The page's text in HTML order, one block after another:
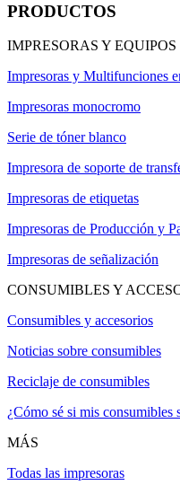
PRODUCTOS
IMPRESORAS Y
Impresoras y Multifunciones
Impresoras monocromo
Serie de tóner blanco
Impresora de soporte de
Impresoras de etiquetas
Impresoras de Producción y
Impresoras de señalización
CONSUMIBLES Y
Consumibles y accesorios
Noticias sobre consumibles
Reciclaje de consumibles
¿Cómo sé si mis
MÁS
Todas las impresoras